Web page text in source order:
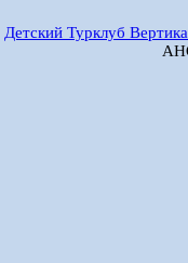
Детский Турклуб